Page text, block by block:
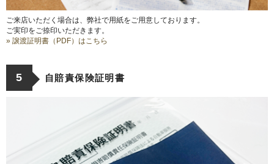
ご来店いただく場合は、弊社で用紙をご用意しております。
ご実印をご捺印いただきます。
» 譲渡証明書（PDF）はこちら
5 自賠責保険証明書